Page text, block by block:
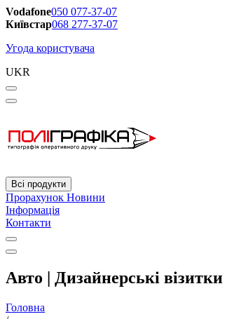
Vodafone050 077-37-07
Київстар068 277-37-07
Угода користувача
UKR
Всі продукти
Прорахунок Новини
Інформація
Контакти
Авто | Дизайнерські візитки
Головна